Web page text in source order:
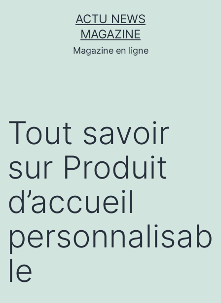
ACTU NEWS
MAGAZINE
Magazine en ligne
Tout savoir
sur Produit
d’accueil
personnalisab
le